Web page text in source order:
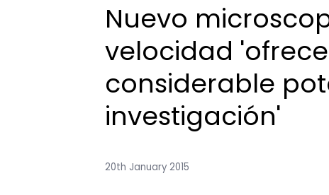
Nuevo
velocidad
considerable
investigación'
20th January 2015